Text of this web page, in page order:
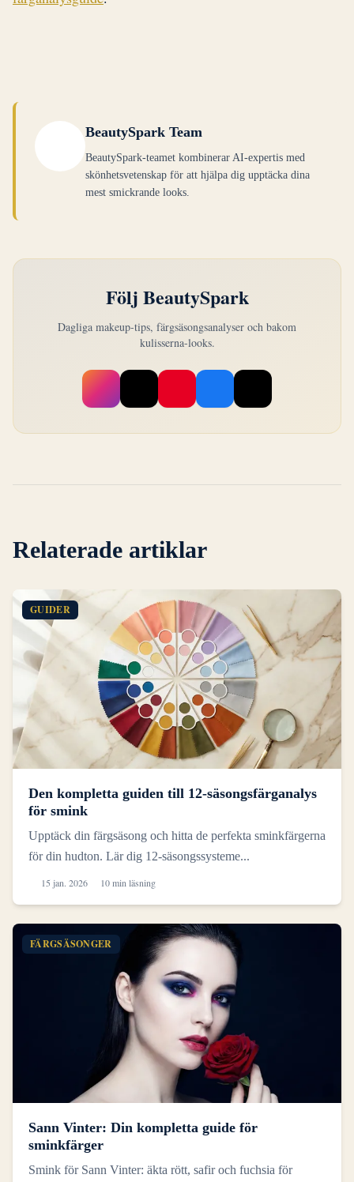
eftersom de tillför värme som dämpar din svala
BeautySpark Team
BeautySpark-teamet kombinerar AI-expertis med
skönhetsvetenskap för att hjälpa dig upptäcka dina
mest smickrande looks.
Följ BeautySpark
Dagliga makeup-tips, färgsäsongsanalyser och bakom
kulisserna-looks.
Relaterade artiklar
GUIDER
Den kompletta guiden till 12-säsongsfärganalys
för smink
Upptäck din färgsäsong och hitta de perfekta sminkfärgerna
för din hudton. Lär dig 12-säsongssysteme...
15 jan. 2026 10 min läsning
FÄRGSÄSONGER
Sann Vinter: Din kompletta guide för
sminkfärger
Smink för Sann Vinter: äkta rött, safir och fuchsia för